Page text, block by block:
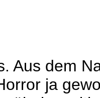
Aus dem
ja